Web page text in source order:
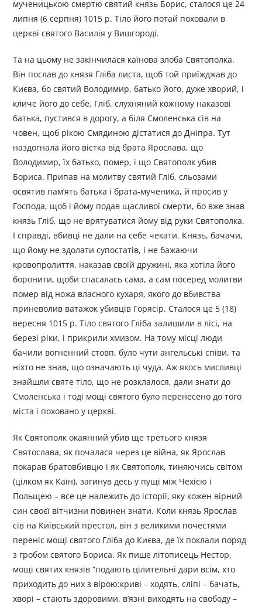
мученицькою смертю святий князь Борис, сталося це 24
липня (6 серпня) 1015 р. Тіло його потай поховали в
церкві святого Василія у Вишгороді.
Та на цьому не закінчилася каїнова злоба Святополка.
Він послав до князя Гліба листа, щоб той приїжджав до
Києва, бо святий Володимир, батько його, дуже хворий, і
кличе його до себе. Гліб, слухняний кожному наказові
батька, пустився в дорогу, а біля Смоленська сів на
човен, щоб рікою Смядиною дістатися до Дніпра. Тут
наздогнала його вістка від брата Ярослава, що
Володимир, їх батько, помер, і що Святополк убив
Бориса. Припав на молитву святий Гліб, сльозами
освятив пам’ять батька і брата-мученика, й просив у
Господа, щоб і йому подав щасливої смерти, бо вже знав
князь Гліб, що не врятуватися йому від руки Святополка.
І справді, вбивці не дали на себе чекати. Князь, бачачи,
що йому не здолати супостатів, і не бажаючи
кровопролиття, наказав своїй дружині, яка хотіла його
боронити, щоби спасалась сама, а сам посеред молитви
помер від ножа власного кухаря, якого до вбивства
приневолив ватажок убивців Горясір. Сталося це 5 (18)
вересня 1015 р. Тіло святого Гліба залишили в лісі, на
березі ріки, і прикрили хмизом. На тому місці люди
бачили вогненний стовп, було чути ангельські співи, та
ніхто не знав, що означають ці чуда. Аж якось мисливці
знайшли святе тіло, що не розклалося, дали знати до
Смоленська і тоді мощі святого було перенесено до того
міста і поховано у церкві.
Як Святополк окаянний убив ще третього князя
Святослава, як почалася через це війна, як Ярослав
покарав братовбивцю і як Святополк, тиняючись світом
(цілком як Каїн), загинув десь у пущі між Чехією і
Польщею – все це належить до історії, яку кожен вірний
син своєї вітчизни повинен знати. Коли князь Ярослав
сів на Київський престол, він з великими почестями
переніс мощі святого Гліба до Києва, де їх поклали поряд
з гробом святого Бориса. Як пише літописець Нестор,
мощі святих князів “подають цілительні дари всім, хто
приходить до них з вірою:криві – ходять, сліпі – бачать,
хворі – стають здоровими, в’язні виходять на свободу –